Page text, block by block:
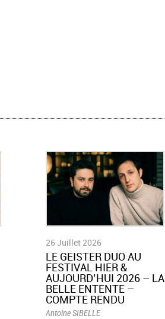
26 Juillet 2026
LE GEISTER DUO AU
FESTIVAL HIER &
AUJOURD’HUI 2026 – LA
BELLE ENTENTE –
COMPTE RENDU
Antoine SIBELLE